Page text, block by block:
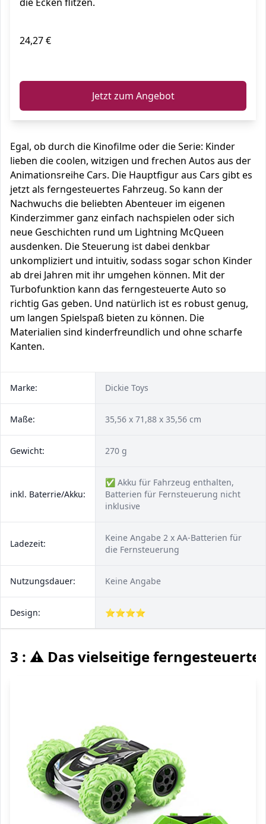
24,27 €
Jetzt zum Angebot
Egal, ob durch die Kinofilme oder die Serie: Kinder
lieben die coolen, witzigen und frechen Autos aus der
Animationsreihe Cars. Die Hauptfigur aus Cars gibt es
jetzt als ferngesteuertes Fahrzeug. So kann der
Nachwuchs die beliebten Abenteuer im eigenen
Kinderzimmer ganz einfach nachspielen oder sich
neue Geschichten rund um Lightning McQueen
ausdenken. Die Steuerung ist dabei denkbar
unkompliziert und intuitiv, sodass sogar schon Kinder
ab drei Jahren mit ihr umgehen können. Mit der
Turbofunktion kann das ferngesteuerte Auto so
richtig Gas geben. Und natürlich ist es robust genug,
um langen Spielspaß bieten zu können. Die
Materialien sind kinderfreundlich und ohne scharfe
Kanten.
Marke: Dickie Toys
Maße: 35,56 x 71,88 x 35,56 cm
Gewicht: 270 g
inkl. Baterrie/Akku:
✅ Akku für Fahrzeug enthalten,
Batterien für Fernsteuerung nicht
inklusive
Ladezeit:
Keine Angabe 2 x AA-Batterien für
die Fernsteuerung
Nutzungsdauer: Keine Angabe
Design: ⭐⭐⭐⭐
3 : ⚠️ Das vielseitige ferngesteuerte